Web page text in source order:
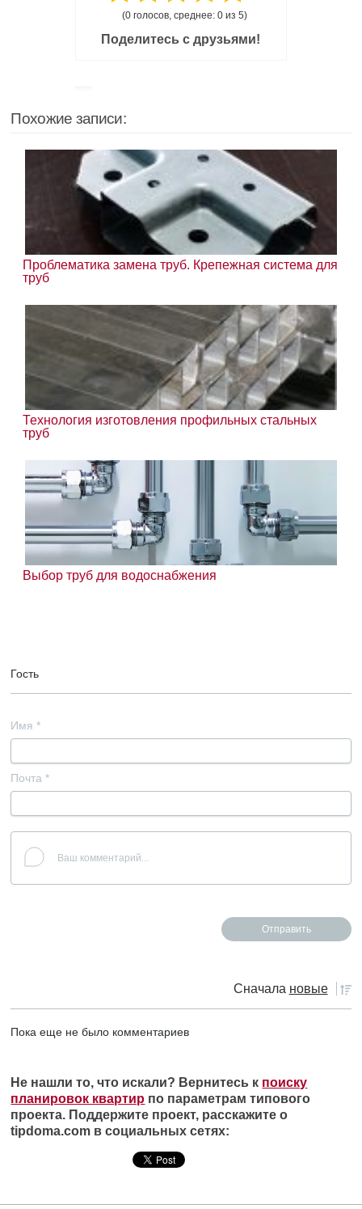
(0 голосов, среднее: 0 из 5)
Поделитесь с друзьями!
Похожие записи:
Проблематика замена труб. Крепежная система для
труб
Технология изготовления профильных стальных
труб
Выбор труб для водоснабжения
Гость
Имя *
Почта *
Сначала новые
Пока еще не было комментариев
Не нашли то, что искали? Вернитесь к поиску
планировок квартир по параметрам типового
проекта. Поддержите проект, расскажите о
tipdoma.com в социальных сетях: